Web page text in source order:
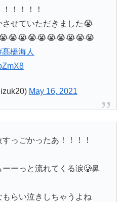
！！！！
させていただきました😭
髙橋海人
May 16, 2021
っごかったあ！！！！
ーっと流れてくる涙🥲鼻
らい泣きしちゃうよね